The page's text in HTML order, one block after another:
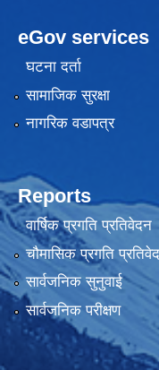
eGov services
घटना दर्ता
सामाजिक सुरक्षा
नागरिक वडापत्र
Reports
वार्षिक प्रगति प्रतिवेदन
चौमासिक प्रगति
सार्वजनिक सुनुवाई
सार्वजनिक परीक्षण